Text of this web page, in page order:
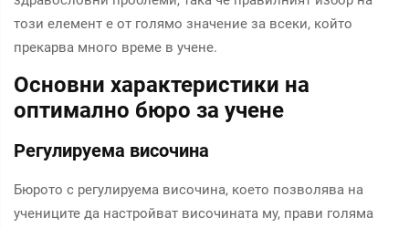
този елемент е от голямо значение за всеки, който
прекарва много време в учене.
Основни характеристики на
оптимално бюро за учене
Регулируема височина
Бюрото с регулируема височина, което позволява на
учениците да настройват височината му, прави голяма